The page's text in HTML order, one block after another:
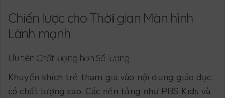
Chiến lược cho Thời gian Màn hình
Lành mạnh
Ưu tiên Chất lượng hơn Số lượng
Khuyến khích trẻ tham gia vào nội dung giáo dục,
có chất lượng cao. Các nền tảng như PBS Kids và